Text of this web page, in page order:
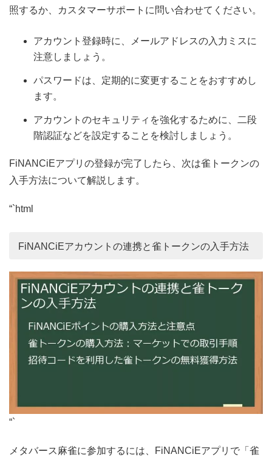
照するか、カスタマーサポートに問い合わせてください。
アカウント登録時に、メールアドレスの入力ミスに
注意しましょう。
パスワードは、定期的に変更することをおすすめし
ます。
アカウントのセキュリティを強化するために、二段
階認証などを設定することを検討しましょう。
FiNANCiEアプリの登録が完了したら、次は雀トークンの
入手方法について解説します。
“`html
FiNANCiEアカウントの連携と雀トークンの入手方法
“`
メタバース麻雀に参加するには、FiNANCiEアプリで「雀